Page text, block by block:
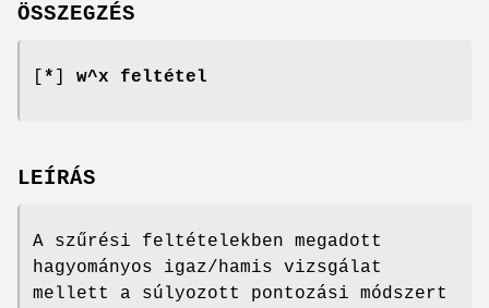
ÖSSZEGZÉS
* w^x feltétel
LEÍRÁS
A szűrési feltételekben megadott
hagyományos igaz/hamis vizsgálat
mellett a súlyozott pontozási módszert